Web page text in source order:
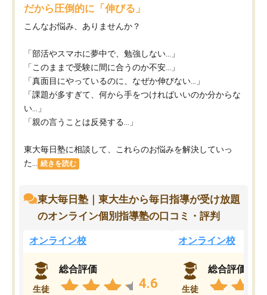
だから圧倒的に「伸びる」
こんなお悩み、ありませんか？
「部活やスマホに夢中で、勉強しない…」
「このままで受験に間に合うのか不安…」
「真面目にやっているのに、なぜか伸びない…」
「課題が多すぎて、何から手をつければいいのか分からな
い…」
「親の言うことは反発する…」
東大毎日塾に相談して、これらのお悩みを解決していっ
た...
続きを読む
東大毎日塾｜東大生から毎日指導が受け放題
のオンライン個別指導塾の口コミ・評判
オンライン校
生徒
総合評価
4.6
オンライン校
生徒
総合評価